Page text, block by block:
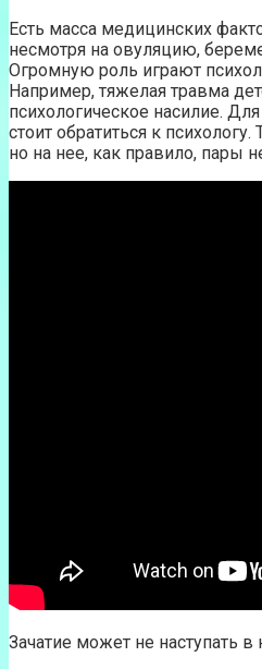
Есть масса медицинских
несмотря на овуляцию,
Огромную роль играют
Например, тяжелая травма
психологическое насилие.
стоит обратиться к
но на нее, как правило, пары
Зачатие может не наступать в